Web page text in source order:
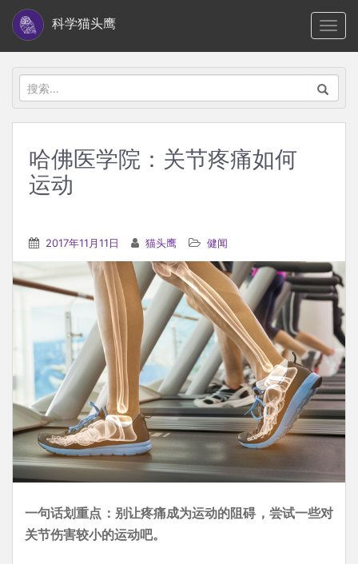
i
科学猫头鹰
搜
索：
哈佛医学院：关节疼痛如何
运动
2017年11月11日 猫头鹰 健闻
一句话划重点：别让疼痛成为运动的阻碍，尝试一些对
关节伤害较小的运动吧。